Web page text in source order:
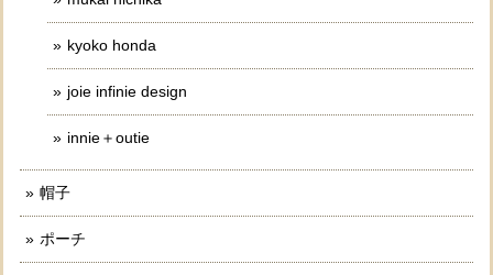
kyoko honda
joie infinie design
innie＋outie
帽子
ポーチ